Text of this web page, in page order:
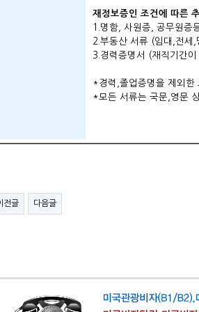
재정보증인 조건에 따른
1.명함, 사원증, 공무원증
2.부동산 서류 (임대,전세,
3.경력증명서 (재직기간
*경력,졸업증명을 제외한
*모든 서류는 국문,영문
전글 다음글